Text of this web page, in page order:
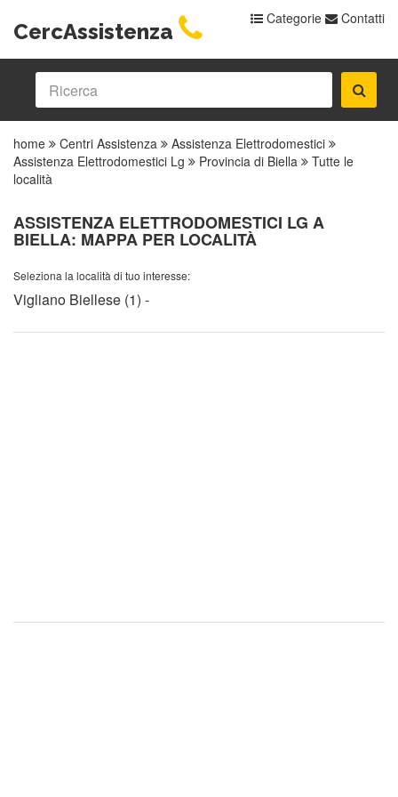
CercAssistenza
Categorie Contatti
home Centri Assistenza
Assistenza Elettrodomestici
Assistenza Elettrodomestici Lg
Provincia di Biella
Tutte le
località
ASSISTENZA ELETTRODOMESTICI LG A
BIELLA: MAPPA PER LOCALITÀ
Seleziona la località di tuo interesse:
Vigliano Biellese (1) -